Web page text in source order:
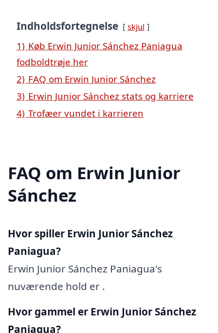
Indholdsfortegnelse skjul
1) Køb Erwin Junior Sánchez Paniagua
fodboldtrøje her
2) FAQ om Erwin Junior Sánchez
3) Erwin Junior Sánchez stats og karriere
4) Trofæer vundet i karrieren
FAQ om Erwin Junior
Sánchez
Hvor spiller Erwin Junior Sánchez
Paniagua?
Erwin Junior Sánchez Paniagua's
nuværende hold er .
Hvor gammel er Erwin Junior Sánchez
Paniagua?